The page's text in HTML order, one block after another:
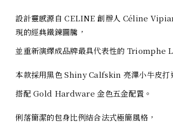
設計靈感源自 CELINE 創辦人 Céline
現的經典鐵鍊圖騰，
並重新演繹成品牌最具代表性的 Triomphe
本款採用黑色 Shiny Calfskin 亮澤小牛皮打
搭配 Gold Hardware 金色五金配置。
俐落簡潔的包身比例結合法式極簡風格，